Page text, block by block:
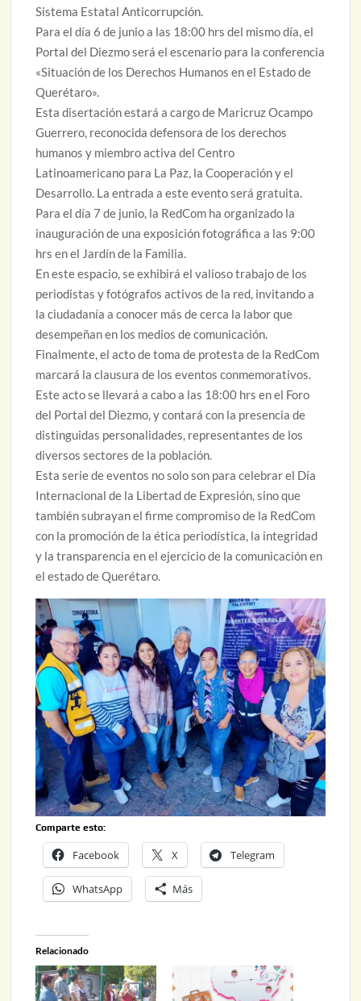
Sistema Estatal Anticorrupción.
Para el día 6 de junio a las 18:00 hrs del mismo día, el
Portal del Diezmo será el escenario para la conferencia
«Situación de los Derechos Humanos en el Estado de
Querétaro».
Esta disertación estará a cargo de Maricruz Ocampo
Guerrero, reconocida defensora de los derechos
humanos y miembro activa del Centro
Latinoamericano para La Paz, la Cooperación y el
Desarrollo. La entrada a este evento será gratuita.
Para el día 7 de junio, la RedCom ha organizado la
inauguración de una exposición fotográfica a las 9:00
hrs en el Jardín de la Familia.
En este espacio, se exhibirá el valioso trabajo de los
periodistas y fotógrafos activos de la red, invitando a
la ciudadanía a conocer más de cerca la labor que
desempeñan en los medios de comunicación.
Finalmente, el acto de toma de protesta de la RedCom
marcará la clausura de los eventos conmemorativos.
Este acto se llevará a cabo a las 18:00 hrs en el Foro
del Portal del Diezmo, y contará con la presencia de
distinguidas personalidades, representantes de los
diversos sectores de la población.
Esta serie de eventos no solo son para celebrar el Día
Internacional de la Libertad de Expresión, sino que
también subrayan el firme compromiso de la RedCom
con la promoción de la ética periodística, la integridad
y la transparencia en el ejercicio de la comunicación en
el estado de Querétaro.
Comparte esto:
Facebook X Telegram
WhatsApp Más
Relacionado